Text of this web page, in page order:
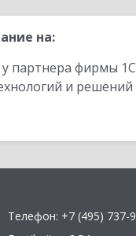
на:
партнера фирмы
и
Телефон: +7 (495) 737-